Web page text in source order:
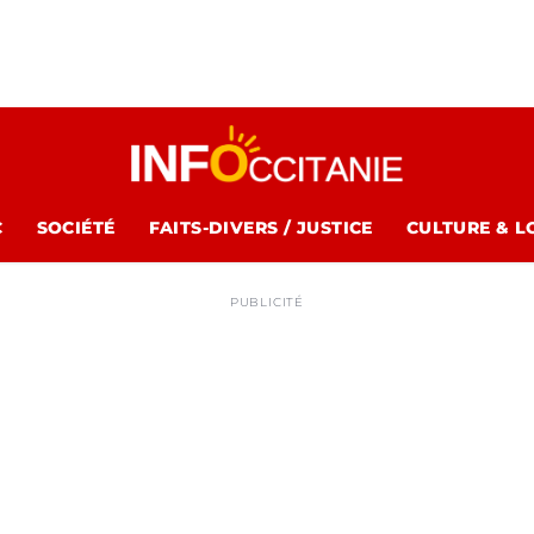
SOCIÉTÉ FAITS-DIVERS / JUSTICE CULTURE &
PUBLICITÉ